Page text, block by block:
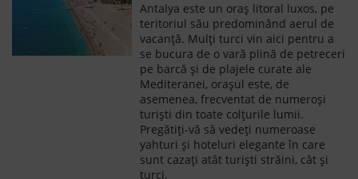
Antalya este un oraș litoral luxos, pe
teritoriul său predominând aerul de
vacanță. Mulți turci vin aici pentru a
se bucura de o vară plină de petreceri
pe barcă și de plajele curate ale
Mediteranei, orașul este, de
asemenea, frecventat de numeroși
turiști din toate colțurile lumii.
Pregătiți-vă să vedeți numeroase
yahturi și hoteluri elegante în care
sunt cazați atât turiști străini, cât și
turci.